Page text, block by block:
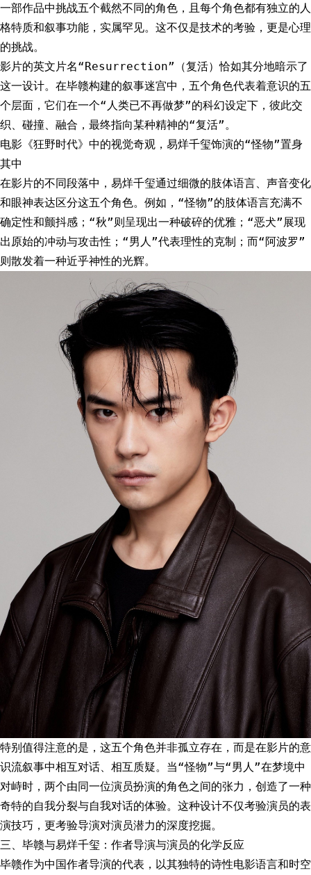
一部作品中挑战五个截然不同的角色，且每个角色都有独立的人
格特质和叙事功能，实属罕见。这不仅是技术的考验，更是心理
的挑战。
影片的英文片名“Resurrection”（复活）恰如其分地暗示了
这一设计。在毕赣构建的叙事迷宫中，五个角色代表着意识的五
个层面，它们在一个“人类已不再做梦”的科幻设定下，彼此交
织、碰撞、融合，最终指向某种精神的“复活”。
电影《狂野时代》中的视觉奇观，易烊千玺饰演的“怪物”置身
其中
在影片的不同段落中，易烊千玺通过细微的肢体语言、声音变化
和眼神表达区分这五个角色。例如，“怪物”的肢体语言充满不
确定性和颤抖感；“秋”则呈现出一种破碎的优雅；“恶犬”展现
出原始的冲动与攻击性；“男人”代表理性的克制；而“阿波罗”
则散发着一种近乎神性的光辉。
特别值得注意的是，这五个角色并非孤立存在，而是在影片的意
识流叙事中相互对话、相互质疑。当“怪物”与“男人”在梦境中
对峙时，两个由同一位演员扮演的角色之间的张力，创造了一种
奇特的自我分裂与自我对话的体验。这种设计不仅考验演员的表
演技巧，更考验导演对演员潜力的深度挖掘。
三、毕赣与易烊千玺：作者导演与演员的化学反应
毕赣作为中国作者导演的代表，以其独特的诗性电影语言和时空